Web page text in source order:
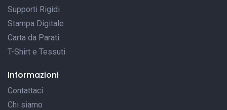
Supporti Rigidi
Stampa Digitale
Carta da Parati
T-Shirt e Tessuti
Informazioni
Contattaci
Chi siamo